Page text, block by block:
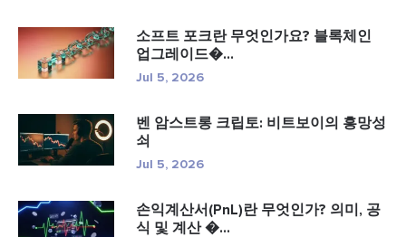
소프트 포크란 무엇인가요? 블록체인
업그레이드�...
Jul 5, 2026
벤 암스트롱 크립토: 비트보이의 흥망성
쇠
Jul 5, 2026
손익계산서(PnL)란 무엇인가? 의미, 공
식 및 계산 �...